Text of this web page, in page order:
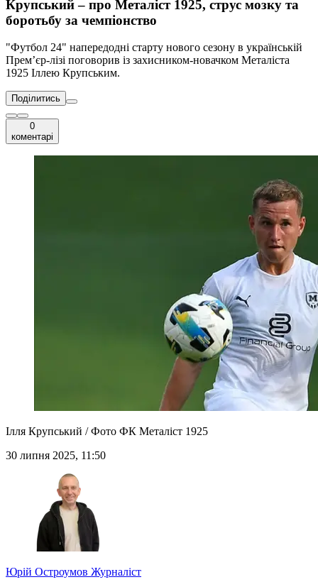
Крупський – про Металіст 1925, струс мозку та
боротьбу за чемпіонство
"Футбол 24" напередодні старту нового сезону в українській
Прем’єр-лізі поговорив із захисником-новачком Металіста
1925 Іллею Крупським.
Поділитись
0
коментарі
Ілля Крупський / Фото ФК Металіст 1925
30 липня 2025, 11:50
Юрій Остроумов Журналіст